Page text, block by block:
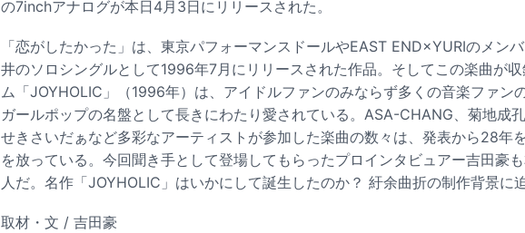
の7inchアナログが本日4月3日にリリースされた。
「恋がしたかった」は、東京パフォーマンスドールやEAST END×YURIのメン
井のソロシングルとして1996年7月にリリースされた作品。そしてこの楽曲が
ム「JOYHOLIC」（1996年）は、アイドルファンのみならず多くの音楽ファン
ガールポップの名盤として長きにわたり愛されている。ASA-CHANG、菊地成
せきさいだぁなど多彩なアーティストが参加した楽曲の数々は、発表から28年
を放っている。今回聞き手として登場してもらったプロインタビュアー吉田豪
人だ。名作「JOYHOLIC」はいかにして誕生したのか？ 紆余曲折の制作背景に迫
取材・文 / 吉田豪